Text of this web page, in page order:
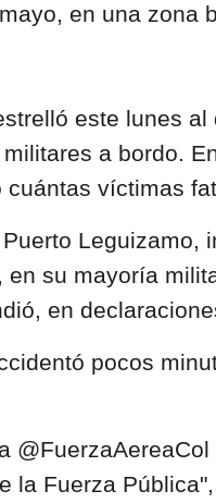
, en una zona
este lunes
a bordo.
víctimas
su mayoría
en
pocos
Fuerza